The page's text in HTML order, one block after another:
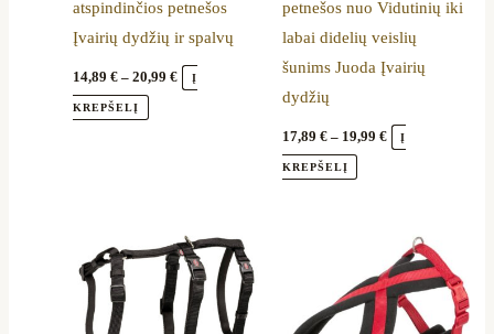
atspindinčios petnešos
Įvairių dydžių ir spalvų
14,89€ – 20,99€ Į
KREPŠELĮ
be
chosen
on
petnešos nuo Vidutinių iki
labai didelių veislių
šunims Juoda Įvairių
dydžių
17,89 € – 19,99 € Į
KREPŠELĮ
be
chosen
on
product
range:
14,79 €
through
24,99 €
product
has
multiple
range:
11,69 €
through
18,59 €
product
has
multiple